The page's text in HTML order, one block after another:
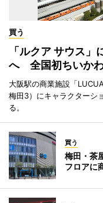
買う
「ルクア サウス
へ 全国初ちいか
大阪駅の商業施設「
梅田3）にキャラクターシ
る。
買う
梅田・茶
フロアに